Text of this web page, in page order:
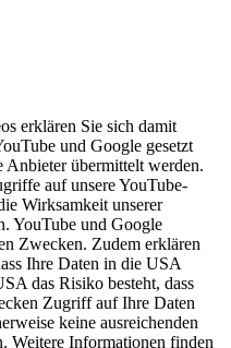
erklären Sie sich damit
und Google gesetzt
Anbieter übermittelt werden.
auf unsere YouTube-
Wirksamkeit unserer
YouTube und Google
Zwecken. Zudem erklären
Ihre Daten in die USA
das Risiko besteht, dass
Zugriff auf Ihre Daten
keine ausreichenden
Weitere Informationen finden